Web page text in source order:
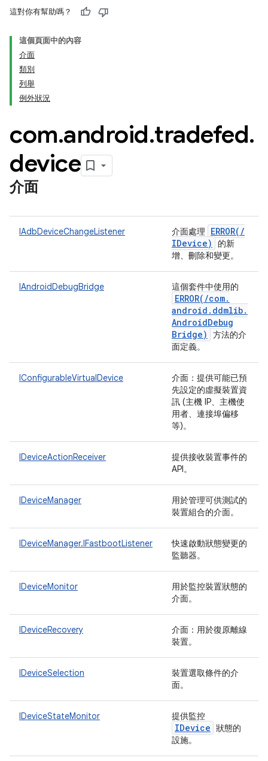
這對你有幫助嗎？
這個頁面中的內容
介面
類別
列舉
例外狀況
com.android.tradefed.
device
介面
IAdbDeviceChangeListener 介面處理 ERROR( /
IDevice)
的新
增、刪除和變更。
IAndroidDebugBridge 這個套件中使用的
ERROR( /com.
android . ddmlib.
AndroidDebug
Bridge)
方法的介
面定義。
IConfigurableVirtualDevice
介面：提供可能已預
先設定的虛擬裝置資
訊 (主機 IP、主機使
用者、連接埠偏移
等)。
IDeviceActionReceiver
提供接收裝置事件的
API。
IDeviceManager
用於管理可供測試的
裝置組合的介面。
IDeviceManager.IFastbootListener
快速啟動狀態變更的
監聽器。
IDeviceMonitor
用於監控裝置狀態的
介面。
IDeviceRecovery
介面：用於復原離線
裝置。
IDeviceSelection
裝置選取條件的介
面。
IDeviceStateMonitor 提供監控
IDevice 狀態的
設施。